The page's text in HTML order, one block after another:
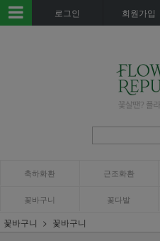
로그인 회원가입
축하화환 근조화환
꽃바구니 꽃다발
꽃바구니 꽃바구니